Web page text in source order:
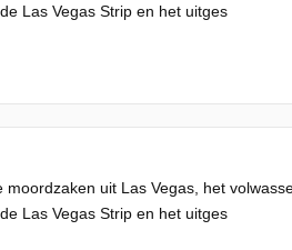
Las Vegas Strip en het uitges
uit Las Vegas, het
Las Vegas Strip en het uitges